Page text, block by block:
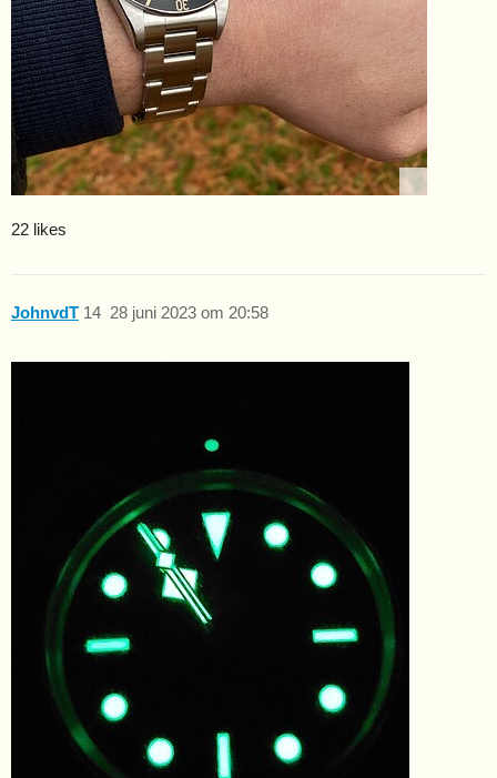
22 likes
JohnvdT 28 juni 2023 om 20:58
14